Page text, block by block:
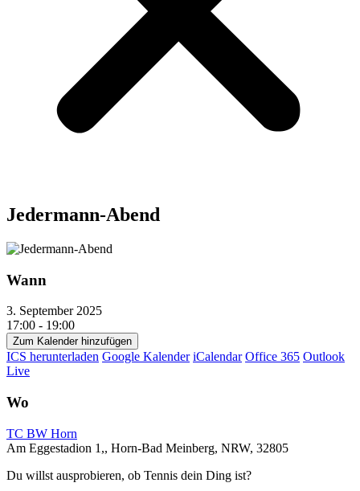
Jedermann-Abend
Wann
3. September 2025
17:00 - 19:00
Zum Kalender hinzufügen
ICS herunterladen Google Kalender iCalendar Office 365 Outlook
Live
Wo
TC BW Horn
Am Eggestadion 1,, Horn-Bad Meinberg, NRW, 32805
Du willst ausprobieren, ob Tennis dein Ding ist?